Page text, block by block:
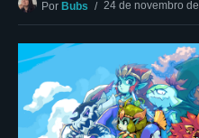
Por Bubs 24 de novembro